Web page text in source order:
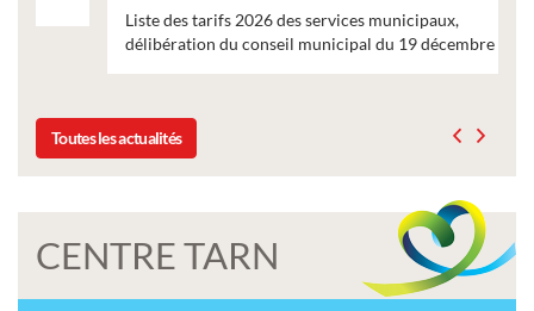
Liste des tarifs 2026 des services municipaux,
délibération du conseil municipal du 19 décembre 2025
Toutes les actualités
CENTRE TARN